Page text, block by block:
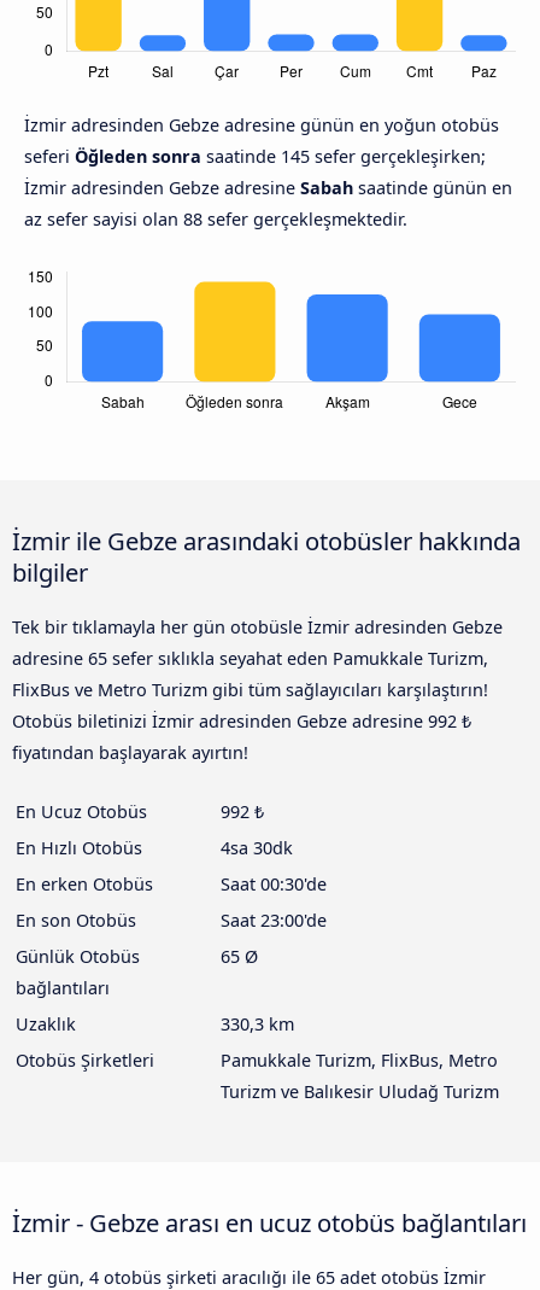
İzmir adresinden Gebze adresine günün en yoğun otobüs
seferi Öğleden sonra saatinde 145 sefer gerçekleşirken;
İzmir adresinden Gebze adresine Sabah saatinde günün en
az sefer sayisi olan 88 sefer gerçekleşmektedir.
İzmir ile Gebze arasındaki otobüsler hakkında
bilgiler
Tek bir tıklamayla her gün otobüsle İzmir adresinden Gebze
adresine 65 sefer sıklıkla seyahat eden Pamukkale Turizm,
FlixBus ve Metro Turizm gibi tüm sağlayıcıları karşılaştırın!
Otobüs biletinizi İzmir adresinden Gebze adresine 992 ₺
fiyatından başlayarak ayırtın!
En Ucuz Otobüs
992 ₺
En Hızlı Otobüs
4sa 30dk
En erken Otobüs
Saat 00:30'de
En son Otobüs
Saat 23:00'de
Günlük Otobüs
bağlantıları
65 Ø
Uzaklık
330,3 km
Otobüs Şirketleri
Pamukkale Turizm, FlixBus, Metro
Turizm ve Balıkesir Uludağ Turizm
İzmir - Gebze arası en ucuz otobüs bağlantıları
Her gün, 4 otobüs şirketi aracılığı ile 65 adet otobüs İzmir